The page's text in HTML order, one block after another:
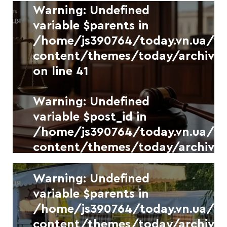
on line41
Новини УКР.НЕТ
Вінниччина отримає ще одну
модернізовану котельню за
угодою з Нідерландами
7 СЕРПНЯ, 2026
Warning: Undefined
variable $parents in
/home/js390764/today.vn.ua/
content/themes/today/
on line 41
Warning: Undefined
variable $post_id in
/home/js390764/today.vn.ua/
content/themes/today/
on line41
НовиниУКР.НЕТФото
На Вінниччині 51-річного
чоловіка засудили за
розповсюдження дитячої
Warning
: Undefined
variable $separator in
/home/js390764/today.vn.ua/
content/themes/today/
on line41
Warning: Undefined
variable $parents in
/home/js390764/today.vn.ua/